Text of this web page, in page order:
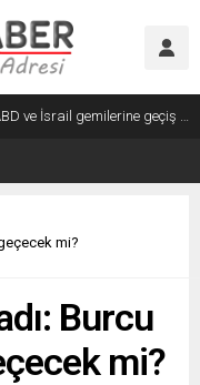
İran’dan Hürmüz Boğazı’nda ABD ve İsrail gemilerine geçiş yasağı tasarısı
mi?
Burcu
mi?